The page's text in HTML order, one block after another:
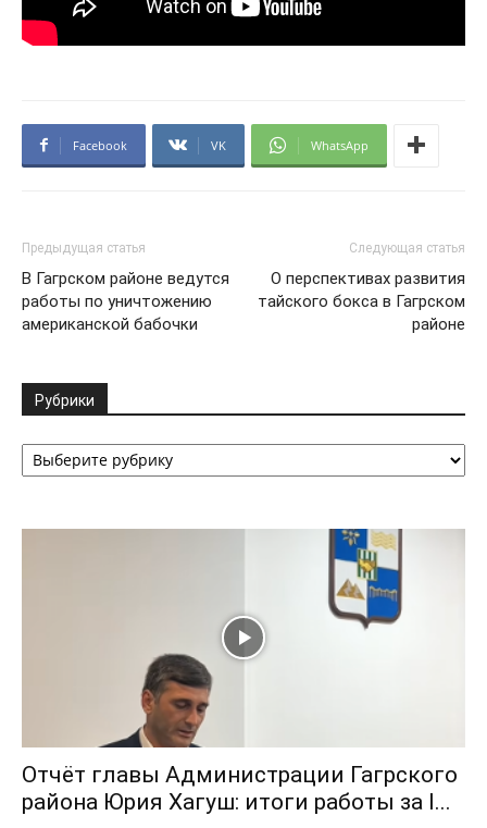
Facebook VK WhatsApp
Предыдущая статья
В Гагрском районе ведутся
работы по уничтожению
американской бабочки
Следующая статья
О перспективах развития
тайского бокса в Гагрском
районе
Рубрики
Рубрики
Отчёт главы Администрации Гагрского
района Юрия Хагуш: итоги работы за I...